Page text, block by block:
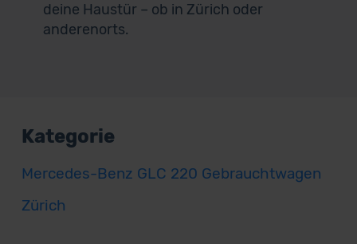
deine Haustür – ob in Zürich oder
anderenorts.
Kategorie
Mercedes-Benz GLC 220 Gebrauchtwagen
Zürich